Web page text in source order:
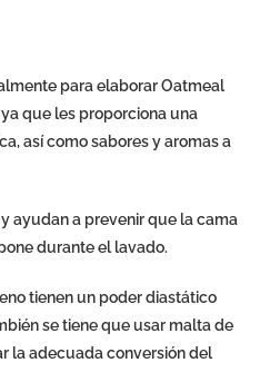
para elaborar Oatmeal
que les proporciona una
así como sabores y aromas a
ayudan a prevenir que la cama
durante el lavado.
tienen un poder diastático
se tiene que usar malta de
la adecuada conversión del